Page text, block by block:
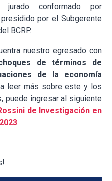
conformado por
por el Subgerente
BCRP.
nuestro egresado con
de términos de
de la economía
leer más sobre este y los
puede ingresar al siguiente
de Investigación en
.